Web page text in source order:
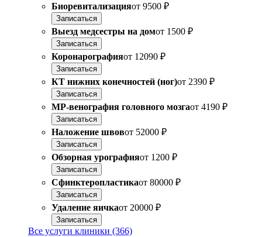
Биоревитализацияот 9500 ₽
Записаться
Выезд медсестры на домот 1500 ₽
Записаться
Коронарографияот 12090 ₽
Записаться
КТ нижних конечностей (ног)от 2390 ₽
Записаться
МР-венография головного мозгаот 4190 ₽
Записаться
Наложение швовот 52000 ₽
Записаться
Обзорная урографияот 1200 ₽
Записаться
Сфинктеропластикаот 80000 ₽
Записаться
Удаление яичкаот 20000 ₽
Записаться
Все услуги клиники (366)